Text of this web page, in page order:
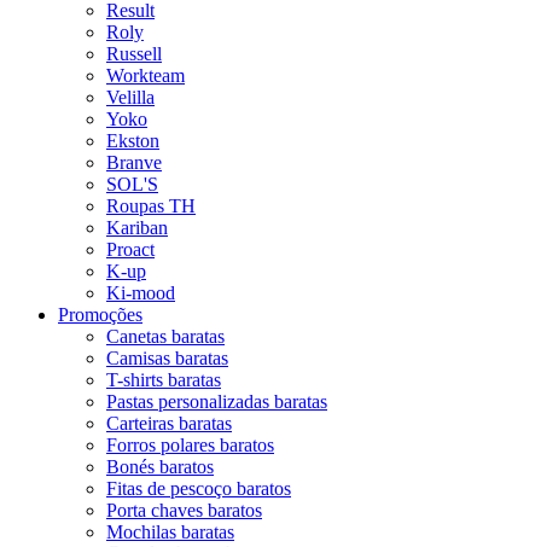
Result
Roly
Russell
Workteam
Velilla
Yoko
Ekston
Branve
SOL'S
Roupas TH
Kariban
Proact
K-up
Ki-mood
Promoções
Canetas baratas
Camisas baratas
T-shirts baratas
Pastas personalizadas baratas
Carteiras baratas
Forros polares baratos
Bonés baratos
Fitas de pescoço baratos
Porta chaves baratos
Mochilas baratas